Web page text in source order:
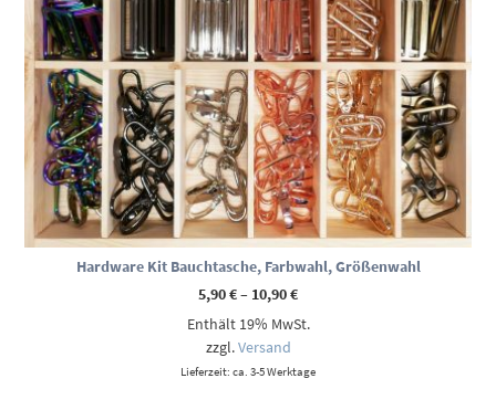
Hardware Kit Bauchtasche, Farbwahl, Größenwahl
5,90€– 10,90€Preisspanne:
bis
Enthält 19% MwSt.
zzgl.Versand
Lieferzeit: ca. 3-5 Werktage